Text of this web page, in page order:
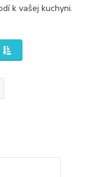
k vašej kuchyni.